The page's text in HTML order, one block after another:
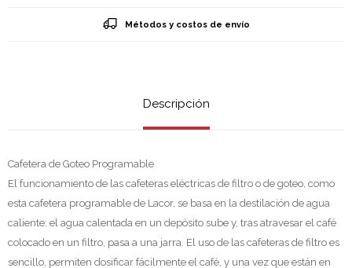
Métodos y costos de envío
Descripción
Cafetera de Goteo Programable
El funcionamiento de las cafeteras eléctricas de filtro o de goteo, como
esta cafetera programable de Lacor, se basa en la destilación de agua
caliente: el agua calentada en un depósito sube y, tras atravesar el café
colocado en un filtro, pasa a una jarra. El uso de las cafeteras de filtro es
sencillo, permiten dosificar fácilmente el café, y una vez que están en